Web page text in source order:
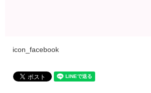
icon_facebook